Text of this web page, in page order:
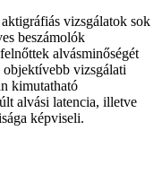
vizsgálatok sok
beszámolók
alvásminő­ségét
vizsgálati
kimutatható
alvási latencia, illetve
képviseli.